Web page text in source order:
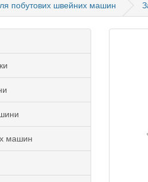
побутових швейних машин
машин